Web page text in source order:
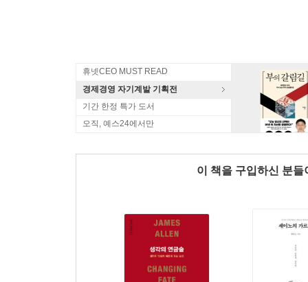
휴넷CEO MUST READ
경제경영 자기계발 기획전
기간 한정 특가 도서
오직, 예스24에서만
이 책을 구입하신 분